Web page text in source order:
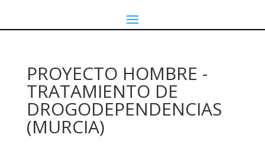
PROYECTO HOMBRE -
TRATAMIENTO DE
DROGODEPENDENCIAS
(MURCIA)